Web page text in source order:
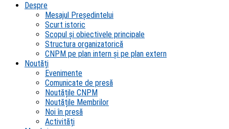
Despre
Mesajul Președintelui
Scurt istoric
Scopul şi obiectivele principale
Structura organizatorică
CNPM pe plan intern şi pe plan extern
Noutăți
Evenimente
Comunicate de presă
Noutățile CNPM
Noutățile Membrilor
Noi în presă
Activități